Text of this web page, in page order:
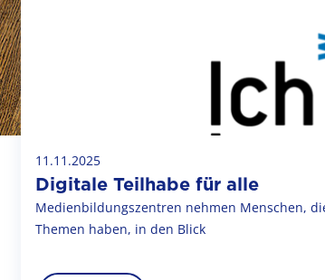
11.11.2025
Digitale Teilhabe für alle
Medienbildungszentren nehmen Menschen,
Themen haben, in den Blick